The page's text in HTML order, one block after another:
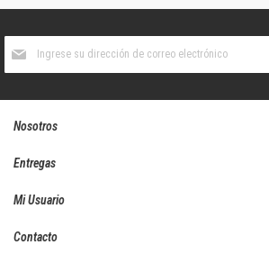
boletín
Nosotros
Entregas
Mi Usuario
Contacto